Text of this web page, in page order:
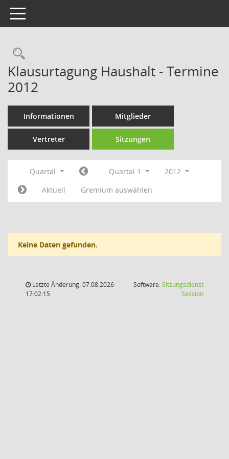
Toggle navigation
Rechercheauswahl
Klausurtagung Haushalt - Termine
2012
Informationen Mitglieder
Vertreter Sitzungen
Quartal Quartal 1
2012
Aktuell
Gremium auswählen
Keine Daten gefunden.
Letzte Änderung: 07.08.2026
17:02:15
Software:Sitzungsdienst
Session(Wird in